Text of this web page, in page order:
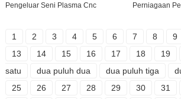
Pengeluar Seni Plasma Cnc Perniagaan
1 2 3 4 5 6 7 8 9
13
14 15 16 17 18 19
satu
dua puluh dua dua puluh tiga
25
26 27 28 29 30 31